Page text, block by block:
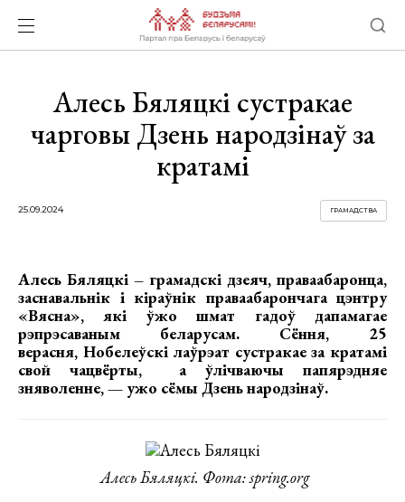
Алесь Бяляцкі сустракае
чарговы Дзень народзінаў за
кратамі
25.09.2024 ГРАМАДСТВА
Алесь Бяляцкі – грамадскі дзеяч, праваабаронца,
заснавальнік і кіраўнік праваабарончага цэнтру
«Вясна», які ўжо шмат гадоў дапамагае
рэпрэсаваным беларусам. Сёння, 25
верасня, Нобелеўскі лаўрэат сустракае за кратамі
свой чацвёрты, а ўлічваючы папярэдняе
зняволенне, — ужо сёмы Дзень народзінаў.
Алесь Бяляцкі. Фота: spring.org